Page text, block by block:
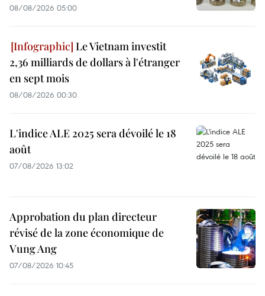
08/08/2026 05:00
Le Vietnam investit
2,36 milliards de dollars à l'étranger
en sept mois
08/08/2026 00:30
L'indice ALE 2025 sera dévoilé le 18
août
07/08/2026 13:02
Approbation du plan directeur
révisé de la zone économique de
Vung Ang
07/08/2026 10:45